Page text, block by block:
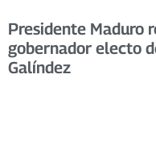
Presidente Maduro
gobernador electo
Galíndez